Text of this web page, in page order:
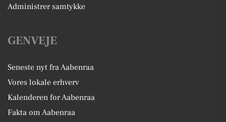
Administrer samtykke
GENVEJE
Seneste nyt fra Aabenraa
Vores lokale erhverv
Kalenderen for Aabenraa
Fakta om Aabenraa